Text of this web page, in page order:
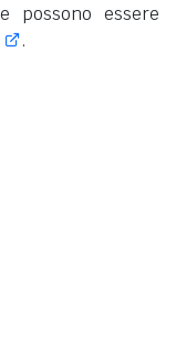
possono essere
.